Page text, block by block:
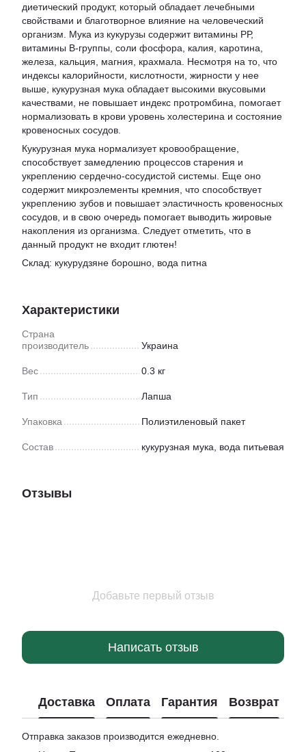
диетический продукт, который обладает лечебными
свойствами и благотворное влияние на человеческий
организм. Мука из кукурузы содержит витамины РР,
витамины В-группы, соли фосфора, калия, каротина,
железа, кальция, магния, крахмала. Несмотря на то, что
индексы калорийности, кислотности, жирности у нее
выше, кукурузная мука обладает высокими вкусовыми
качествами, не повышает индекс протромбина, помогает
нормализовать в крови уровень холестерина и состояние
кровеносных сосудов.
Кукурузная мука нормализует кровообращение,
способствует замедлению процессов старения и
укреплению сердечно-сосудистой системы. Еще оно
содержит микроэлементы кремния, что способствует
укреплению зубов и повышает эластичность кровеносных
сосудов, и в свою очередь помогает выводить жировые
накопления из организма. Следует отметить, что в
данный продукт не входит глютен!
Склад: кукурудзяне борошно, вода питна
Характеристики
Страна
производитель
Украина
Вес 0.3 кг
Тип Лапша
Упаковка Полиэтиленовый пакет
Состав кукурузная мука, вода питьевая
Отзывы
Добавьте первый отзыв
Написать отзыв
Доставка Оплата Гарантия Возврат
Отправка заказов производится ежедневно.